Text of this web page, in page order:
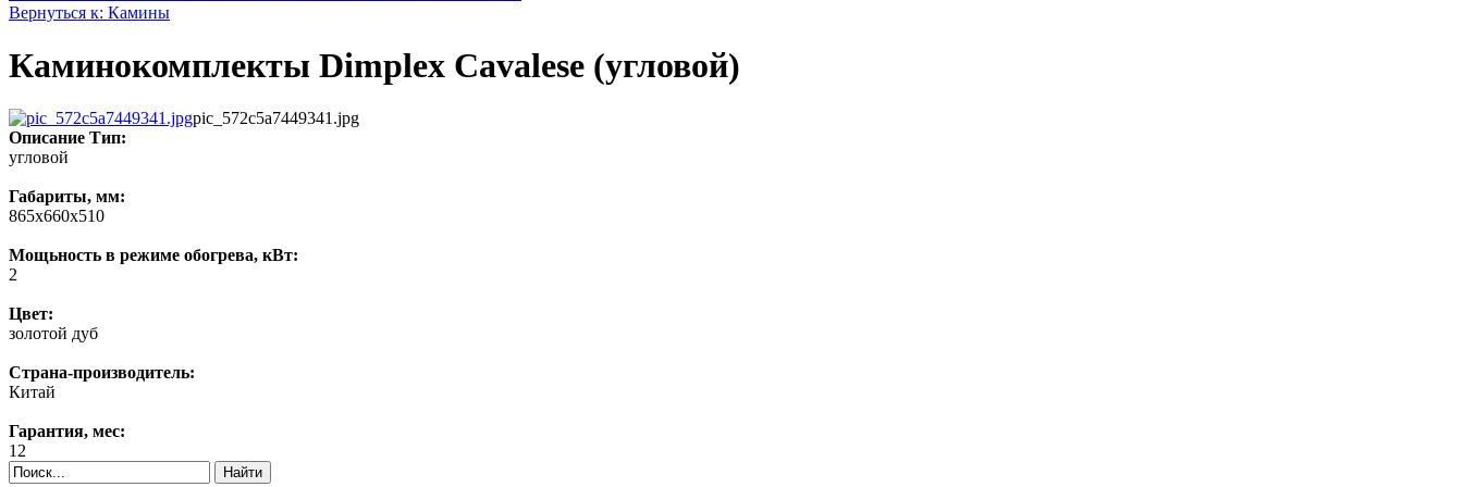
Вернуться к: Камины
Каминокомплекты Dimplex Cavalese (угловой)
pic_572c5a7449341.jpg
Описание Тип:
угловой
Габариты, мм:
865х660х510
Мощьность в режиме обогрева, кВт:
2
Цвет:
золотой дуб
Страна-производитель:
Китай
Гарантия, мес:
12
Найти